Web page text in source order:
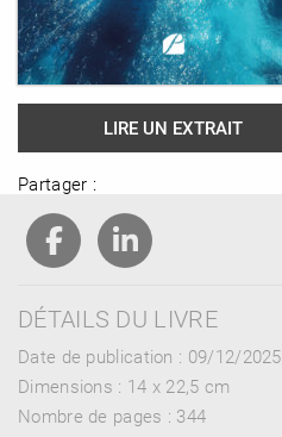
TOUT LE CATALOGUE
RENCONTRE AVEC…
REVUE DE PRESSE
LIRE UN EXTRAIT
Partager :
DÉTAILS DU LIVRE
Date de publication : 09/12/2025
Dimensions : 14 x 22,5 cm
Nombre de pages : 344